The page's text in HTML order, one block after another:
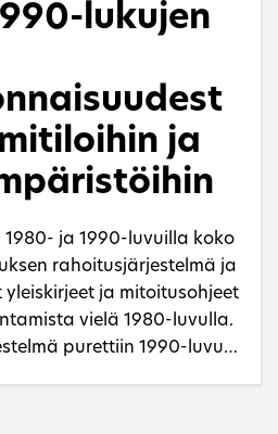
lukujen
ja
1980- ja 1990-luvuilla koko
rahoitusjärjestelmä ja
ja mitoitusohjeet
vielä 1980-luvulla.
purettiin 1990-luvun